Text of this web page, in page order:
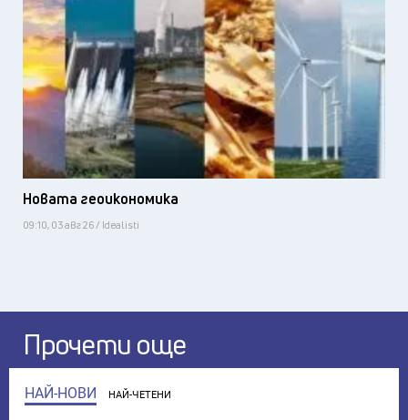
Новата геоикономика
09:10, 03 авг 26 / Idealisti
Прочети още
НАЙ-НОВИ НАЙ-ЧЕТЕНИ